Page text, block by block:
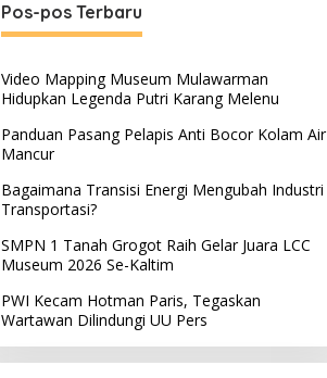
Pos-pos Terbaru
Video Mapping Museum Mulawarman
Hidupkan Legenda Putri Karang Melenu
Panduan Pasang Pelapis Anti Bocor Kolam Air
Mancur
Bagaimana Transisi Energi Mengubah Industri
Transportasi?
SMPN 1 Tanah Grogot Raih Gelar Juara LCC
Museum 2026 Se-Kaltim
PWI Kecam Hotman Paris, Tegaskan
Wartawan Dilindungi UU Pers